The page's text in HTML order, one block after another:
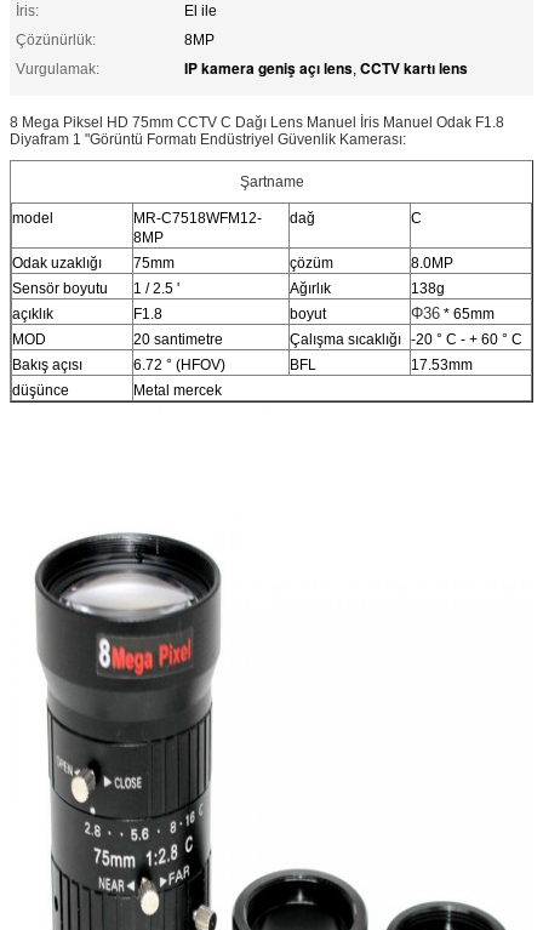
İris:
El ile
Çözünürlük:
8MP
Vurgulamak:
IP kamera geniş açı lens, CCTV kartı lens
8 Mega Piksel HD 75mm CCTV C Dağı Lens Manuel İris Manuel Odak F1.8
Diyafram 1 "Görüntü Formatı Endüstriyel Güvenlik Kamerası:
Şartname
model
MR-C7518WFM12-
8MP
dağ C
Odak uzaklığı 75mm çözüm
8.0MP
Sensör boyutu
1 / 2.5 ' Ağırlık
138g
açıklık
F1.8 boyut Φ36 * 65mm
MOD
20 santimetre Çalışma sıcaklığı -20 ° C - + 60 ° C
Bakış açısı
6.72 ° (HFOV) BFL
17.53mm
düşünce
Metal mercek